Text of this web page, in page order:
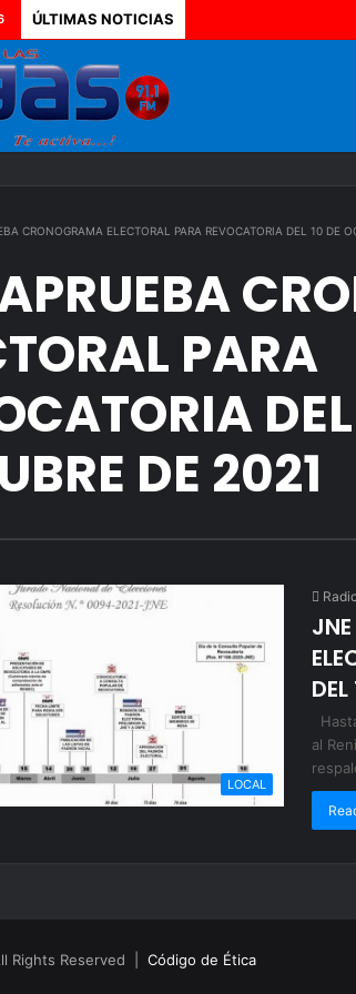
ÚLTIMAS NOTICIAS
CRONOGRAMA ELECTORAL PARA REVOCATORIA DEL 10 DE
PARA
DE 2021
LOCAL
al
Rights Reserved | Código de Ética